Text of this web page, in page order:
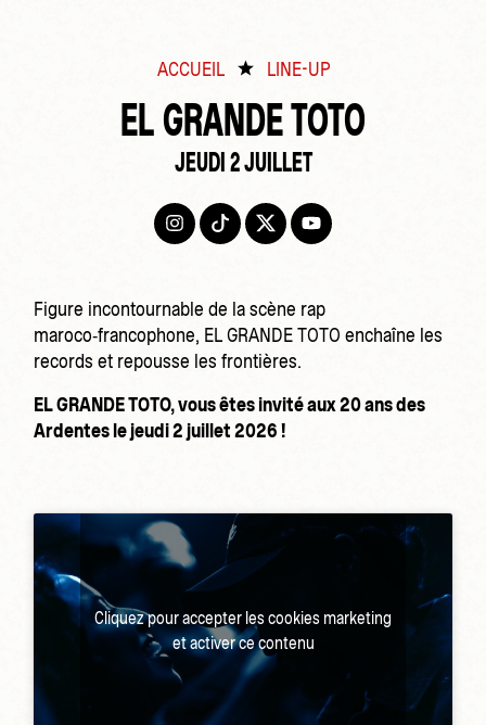
ACCUEIL LINE-UP
EL GRANDE TOTO
JEUDI 2 JUILLET
Figure incontournable de la scène rap
maroco‑francophone, EL GRANDE TOTO enchaîne les
records et repousse les frontières.
EL GRANDE TOTO, vous êtes invité aux 20 ans des
Ardentes le jeudi 2 juillet 2026 !
Cliquez pour accepter les cookies marketing
et activer ce contenu